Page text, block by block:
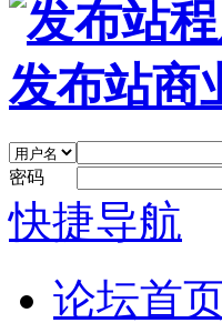
密码
快捷导航
论坛首